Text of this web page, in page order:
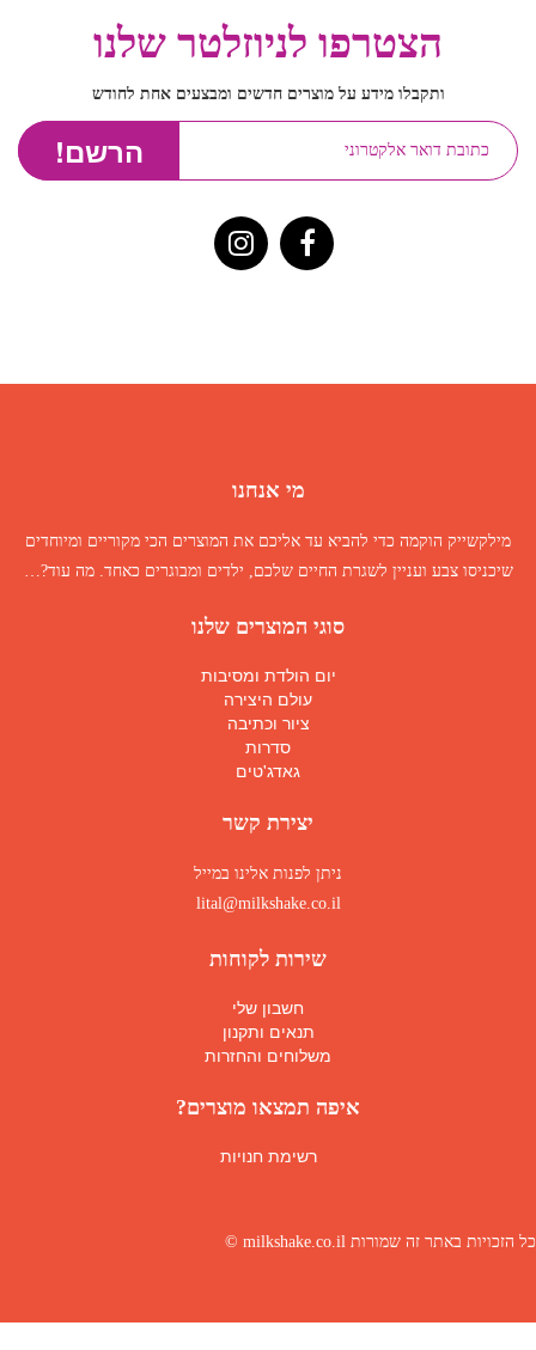
הצטרפו לניוזלטר שלנו
ותקבלו מידע על מוצרים חדשים ומבצעים אחת לחודש
מי אנחנו
מילקשייק הוקמה כדי להביא עד אליכם את המוצרים הכי מקוריים ומיוחדים
שיכניסו צבע ועניין לשגרת החיים שלכם, ילדים ומבוגרים כאחד.מה עוד?…
סוגי המוצרים שלנו
יום הולדת ומסיבות
עולם היצירה
ציור וכתיבה
סדרות
גאדג'טים
יצירת קשר
ניתן לפנות אלינו במייל
lital@milkshake.co.il
שירות לקוחות
חשבון שלי
תנאים ותקנון
משלוחים והחזרות
איפה תמצאו מוצרים?
רשימת חנויות
כל הזכויות באתר זה שמורות milkshake.co.il ©